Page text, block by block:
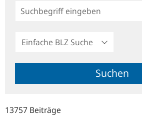
Einfache
Suche
Suchen
13757 Beiträge